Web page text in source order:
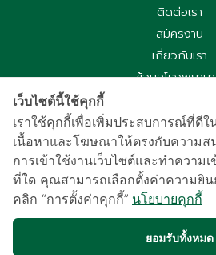
ติดต่อเรา
สมัครงาน
เกี่ยวกับเรา
ข้อมูลโรงพยาบ
นโยบายคุกกี้
ประกาศความเป็นส่วนตัวการ
国际病人服务
车祸受害别慌，可使用《泰国强制汽
医疗给付
เว็บไซต์นี้ใช้คุกกี้
เราใช้คุกกี้เพื่อเพิ่มประสบการณ์ที่ดีใ
เนื้อหาและโฆษณาให้ตรงกับความส
การเข้าใช้งานเว็บไซต์และทำความ
ที่ใด คุณสามารถเลือกตั้งค่าความยิ
คลิก “การตั้งค่าคุกกี้” นโยบายคุกกี้
ยอมรับทั้งหมด